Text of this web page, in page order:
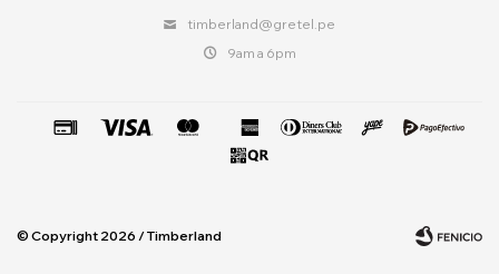
timberland@gretel.pe
9am a 6pm
© Copyright 2026 / Timberland